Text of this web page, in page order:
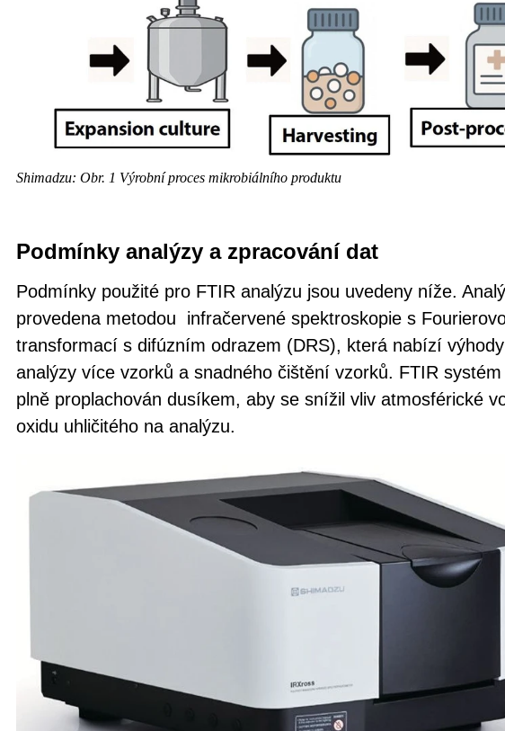
Shimadzu: Obr. 1 Výrobní proces mikrobiálního produktu
Podmínky analýzy a zpracování dat
Podmínky použité pro FTIR analýzu jsou uvedeny níže.
provedena metodou infračervené spektroskopie s
transformací s difúzním odrazem (DRS), která nabízí
analýzy více vzorků a snadného čištění vzorků. FTIR
plně proplachován dusíkem, aby se snížil vliv atmosférické
oxidu uhličitého na analýzu.